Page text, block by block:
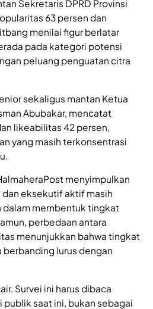
Sekretaris DPRD Provinsi
63 persen dan
menilai figur berlatar
pada kategori potensi
peluang penguatan citra
sekaligus mantan Ketua
Abubakar, mencatat
likeabilitas 42 persen,
yang masih terkonsentrasi
menyimpulkan
eksekutif aktif masih
membentuk tingkat
perbedaan antara
menunjukkan bahwa tingkat
lurus dengan
Survei ini harus dibaca
saat ini, bukan sebagai